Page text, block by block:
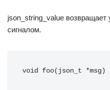
json_string_value возвращает
сигналом.
void foo(json_t *msg)